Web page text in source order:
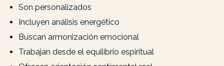
Son personalizados
Incluyen análisis energético
Buscan armonización emocional
Trabajan desde el equilibrio espiritual